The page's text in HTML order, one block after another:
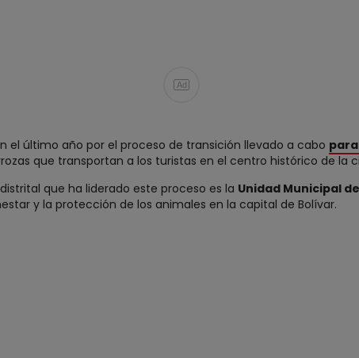
Ad
el último año por el proceso de transición llevado a cabo
que transportan a los turistas en el centro histórico de la
que ha liderado este proceso es la Unidad Municipal
y la protección de los animales en la capital de Bolívar.